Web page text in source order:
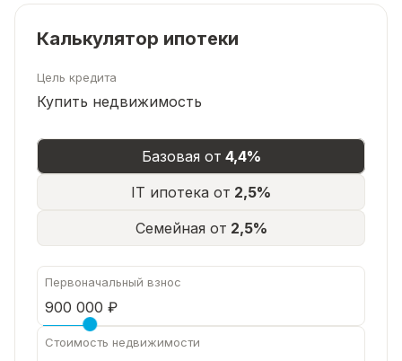
💰 Преимущества покупки:
Удобная планировка для большой семьи.
для вашей семьи! Звоните, чтобы узнать
подробности и договориться о просмотре!
Калькулятор ипотеки
Цель кредита
Купить недвижимость
Базовая от 4,4%
IT ипотека от 2,5%
Семейная от 2,5%
Первоначальный взнос
Стоимость недвижимости